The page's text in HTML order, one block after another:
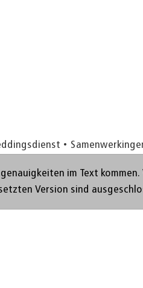
im Text
Version sind